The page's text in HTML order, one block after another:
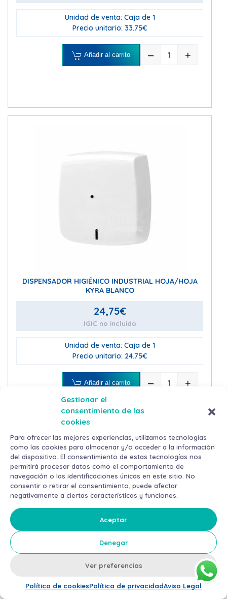
Gestionar el
consentimiento de las
cookies
Para ofrecer las mejores experiencias, utilizamos tecnologías
como las cookies para almacenar y/o acceder a la información
del dispositivo. El consentimiento de estas tecnologías nos
permitirá procesar datos como el comportamiento de
navegación o las identificaciones únicas en este sitio. No
consentir o retirar el consentimiento, puede afectar
negativamente a ciertas características y funciones.
Aceptar
Denegar
Ver preferencias
Política de cookiesPolítica de privacidadAviso Legal
Unidad de venta: Caja de 1
Precio unitario: 33.75€
– +
Añadir al carrito
DISPENSADOR HIGIÉNICO INDUSTRIAL HOJA/HOJA
KYRA BLANCO
24,75€
IGIC no incluido
Unidad de venta: Caja de 1
Precio unitario: 24.75€
– +
Añadir al carrito
1 2 3
Otros productos en EQUIPAMIENTO